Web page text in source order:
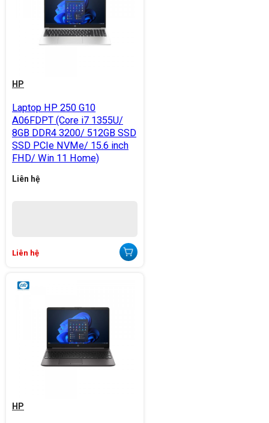
HP
Laptop HP 250 G10
A06FDPT (Core i7 1355U/
8GB DDR4 3200/ 512GB SSD
SSD PCIe NVMe/ 15.6 inch
FHD/ Win 11 Home)
Liên hệ
Liên hệ
HP